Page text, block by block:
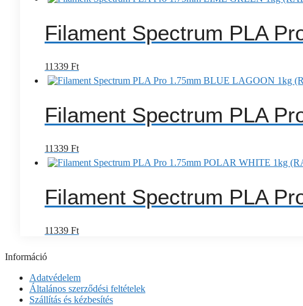
Filament Spectrum PLA
11339 Ft
Filament Spectrum PLA
11339 Ft
Filament Spectrum PLA
11339 Ft
Információ
Adatvédelem
Általános szerződési feltételek
Szállítás és kézbesítés